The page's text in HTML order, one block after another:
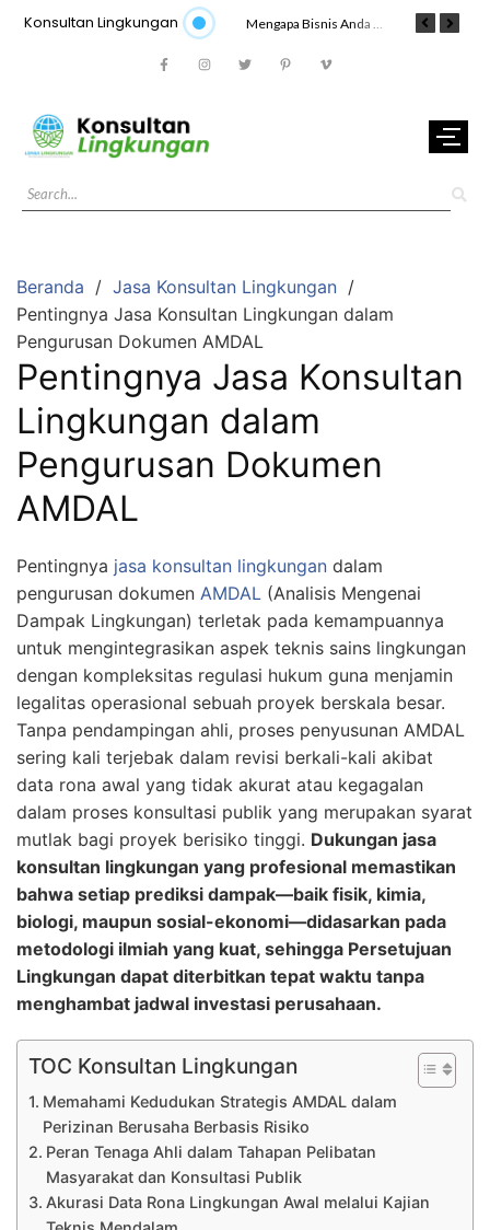
Konsultan Lingkungan
Manfaat Utama Menggunakan Jasa Konsultan AMDAL Jakarta bagi Pengusaha Stop Denda Lingkungan! Jasa Konsultan Lingkungan Siap Membantu Anda
Beranda
Jasa Konsultan Lingkungan
Pentingnya Jasa Konsultan Lingkungan dalam
Pengurusan Dokumen AMDAL
Pentingnya Jasa Konsultan
Lingkungan dalam
Pengurusan Dokumen
AMDAL
Pentingnya jasa konsultan lingkungan dalam
pengurusan dokumen AMDAL (Analisis Mengenai
Dampak Lingkungan) terletak pada kemampuannya
untuk mengintegrasikan aspek teknis sains lingkungan
dengan kompleksitas regulasi hukum guna menjamin
legalitas operasional sebuah proyek berskala besar.
Tanpa pendampingan ahli, proses penyusunan AMDAL
sering kali terjebak dalam revisi berkali-kali akibat
data rona awal yang tidak akurat atau kegagalan
dalam proses konsultasi publik yang merupakan syarat
mutlak bagi proyek berisiko tinggi. Dukungan jasa
konsultan lingkungan yang profesional memastikan
bahwa setiap prediksi dampak—baik fisik, kimia,
biologi, maupun sosial-ekonomi—didasarkan pada
metodologi ilmiah yang kuat, sehingga Persetujuan
Lingkungan dapat diterbitkan tepat waktu tanpa
menghambat jadwal investasi perusahaan.
TOC Konsultan Lingkungan
Memahami Kedudukan Strategis AMDAL dalam
Perizinan Berusaha Berbasis Risiko
Peran Tenaga Ahli dalam Tahapan Pelibatan
Masyarakat dan Konsultasi Publik
Akurasi Data Rona Lingkungan Awal melalui Kajian